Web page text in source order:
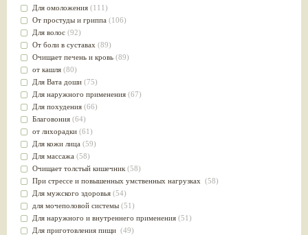
Для омоложения (111)
От простуды и гриппа (106)
Для волос (92)
От боли в суставах (89)
Очищает печень и кровь (89)
от кашля (80)
Для Вата доши (75)
Для наружного применения (67)
Для похудения (66)
Благовония (64)
от лихорадки (61)
Для кожи лица (59)
Для массажа (58)
Очищает толстый кишечник (58)
При стрессе и повышенных умственных нагрузках (58)
Для мужского здоровья (54)
для мочеполовой системы (51)
Для наружного и внутреннего применения (51)
Для приготовления пищи (49)